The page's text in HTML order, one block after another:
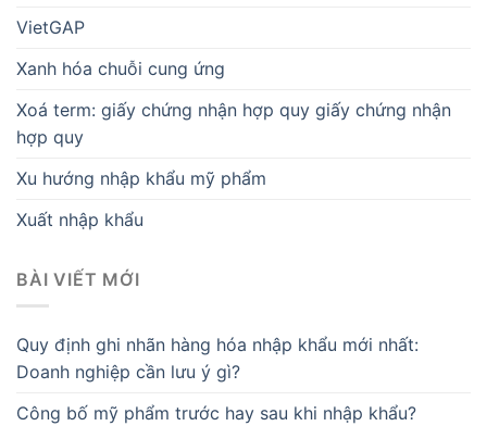
VietGAP
Xanh hóa chuỗi cung ứng
Xoá term: giấy chứng nhận hợp quy giấy chứng nhận
hợp quy
Xu hướng nhập khẩu mỹ phẩm
Xuất nhập khẩu
BÀI VIẾT MỚI
Quy định ghi nhãn hàng hóa nhập khẩu mới nhất:
Doanh nghiệp cần lưu ý gì?
Công bố mỹ phẩm trước hay sau khi nhập khẩu?